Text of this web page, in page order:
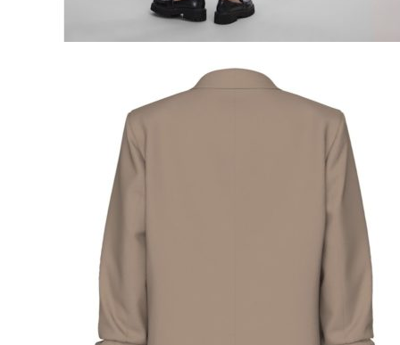
Takaisin kauppaan